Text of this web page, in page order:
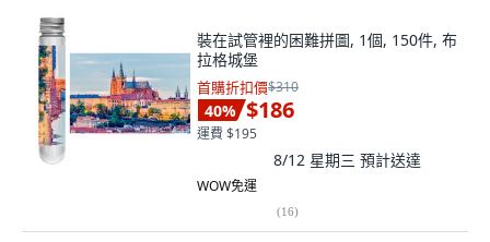
裝在試管裡的困難拼圖, 1個, 150件, 布
拉格城堡
首購折扣價$310
40% $186
運費 $195
8/12 星期三 預計送達
WOW免運
(16)